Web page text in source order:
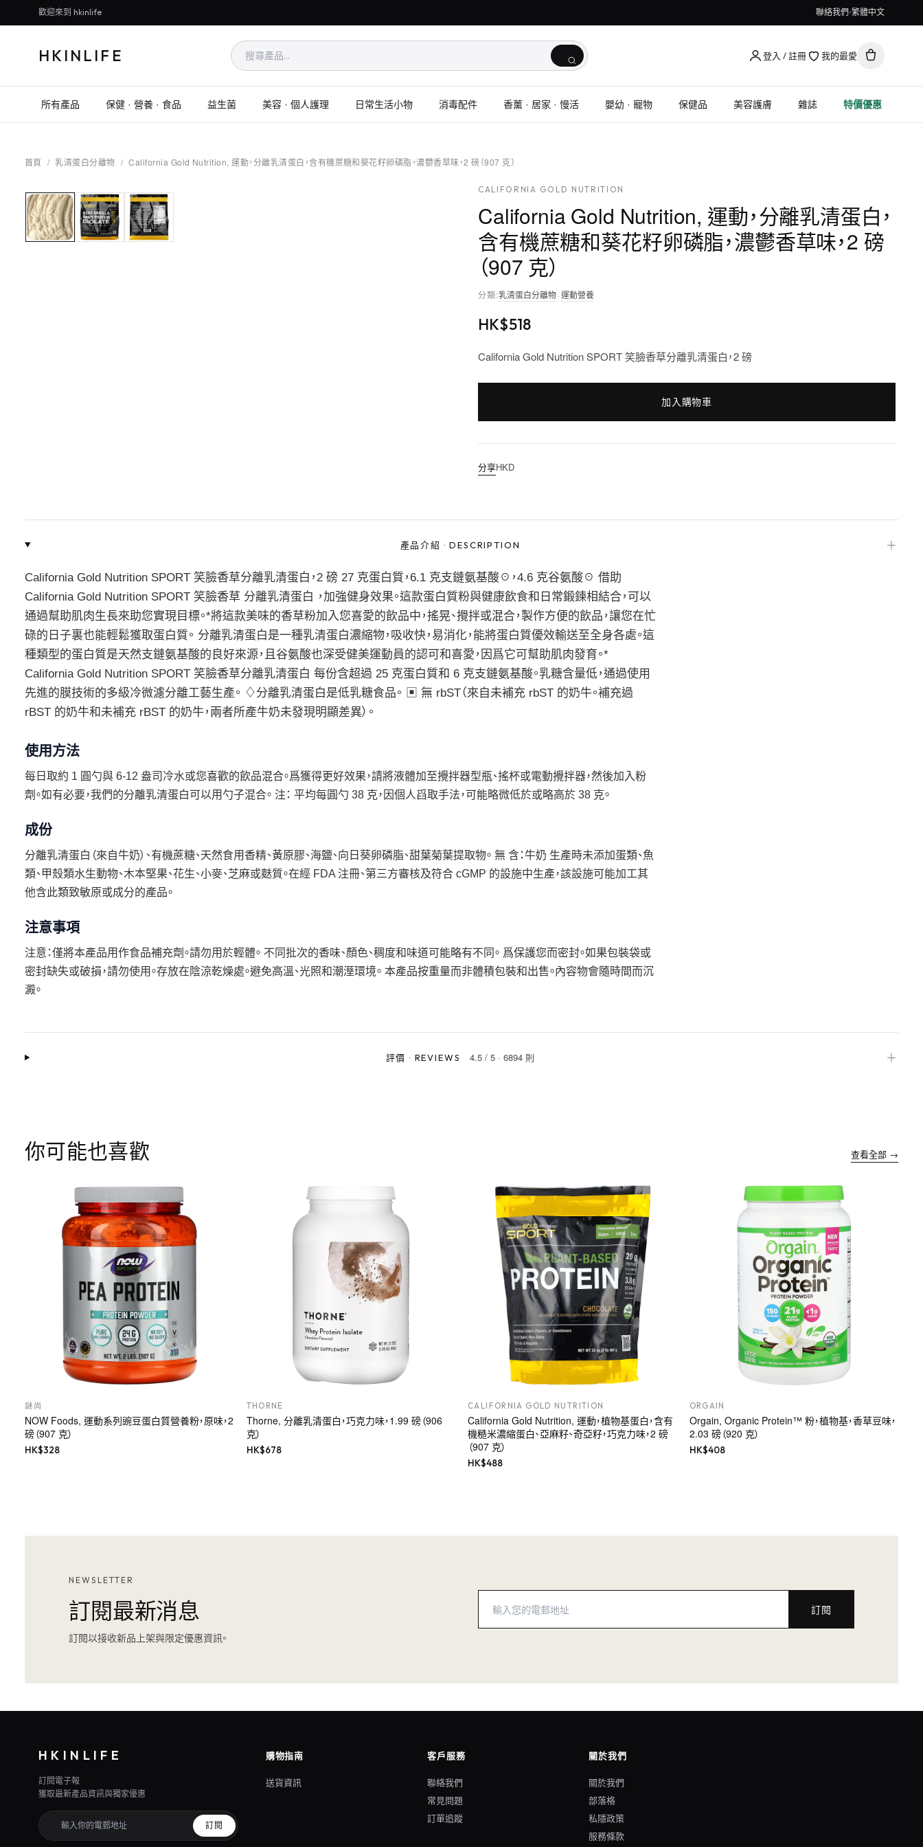
歡迎來到 hkinlife 聯絡我們 繁體中文
HKINLIFE 登入 / 註冊 我的最愛
所有產品 保健 · 營養 · 食品 益生菌 美容 · 個人護理 日常生活小物 消毒配件 香薰 · 居家 · 慢活 嬰幼 · 寵物 保健品 美容護膚 雜誌 特價優惠
首頁 / 乳清蛋白分離物 / California Gold Nutrition, 運動，分離乳清蛋白，含有機蔗糖和葵花籽卵磷脂，濃鬱香草味，2 磅（907 克）
CALIFORNIA GOLD NUTRITION
California Gold Nutrition, 運動，分離乳清蛋白，
含有機蔗糖和葵花籽卵磷脂，濃鬱香草味，2 磅
（907 克）
分類:乳清蛋白分離物·運動營養
HK$518
California Gold Nutrition SPORT 笑臉香草分離乳清蛋白，2 磅
加入購物車
分享HKD
產品介紹 ·DESCRIPTION ＋
California Gold Nutrition SPORT 笑臉香草分離乳清蛋白，2 磅 27 克蛋白質，6.1 克支鏈氨基酸☉，4.6 克谷氨酸☉ 借助
California Gold Nutrition SPORT 笑臉香草 分離乳清蛋白 ，加強健身效果。這款蛋白質粉與健康飲食和日常鍛鍊相結合，可以
通過幫助肌肉生長來助您實現目標。*將這款美味的香草粉加入您喜愛的飲品中，搖晃、攪拌或混合，製作方便的飲品，讓您在忙
碌的日子裏也能輕鬆獲取蛋白質。 分離乳清蛋白是一種乳清蛋白濃縮物，吸收快，易消化，能將蛋白質優效輸送至全身各處。這
種類型的蛋白質是天然支鏈氨基酸的良好來源，且谷氨酸也深受健美運動員的認可和喜愛，因爲它可幫助肌肉發育。*
California Gold Nutrition SPORT 笑臉香草分離乳清蛋白 每份含超過 25 克蛋白質和 6 克支鏈氨基酸。乳糖含量低，通過使用
先進的膜技術的多級冷微濾分離工藝生產。 ♢分離乳清蛋白是低乳糖食品。 ▣ 無 rbST（來自未補充 rbST 的奶牛。補充過
rBST 的奶牛和未補充 rBST 的奶牛，兩者所產牛奶未發現明顯差異）。
使用方法
每日取約 1 圓勺與 6-12 盎司冷水或您喜歡的飲品混合。爲獲得更好效果，請將液體加至攪拌器型瓶、搖杯或電動攪拌器，然後加入粉
劑。如有必要，我們的分離乳清蛋白可以用勺子混合。 注： 平均每圓勺 38 克，因個人舀取手法，可能略微低於或略高於 38 克。
成份
分離乳清蛋白（來自牛奶）、有機蔗糖、天然食用香精、黃原膠、海鹽、向日葵卵磷脂、甜葉菊葉提取物。 無 含：牛奶 生產時未添加蛋類、魚
類、甲殼類水生動物、木本堅果、花生、小麥、芝麻或麩質。在經 FDA 注冊、第三方審核及符合 cGMP 的設施中生產，該設施可能加工其
他含此類致敏原或成分的產品。
注意事項
注意：僅將本產品用作食品補充劑。請勿用於輕體。 不同批次的香味、顏色、稠度和味道可能略有不同。 爲保護您而密封。如果包裝袋或
密封缺失或破損，請勿使用。存放在陰涼乾燥處。避免高溫、光照和潮溼環境。 本產品按重量而非體積包裝和出售。內容物會隨時間而沉
澱。
評價 · REVIEWS 4.5 /5 ·6894 則 ＋
你可能也喜歡 查看全部 →
謎尚
NOW Foods, 運動系列豌豆蛋白質營養粉，原味，2
磅（907 克）
HK$328
THORNE
Thorne, 分離乳清蛋白，巧克力味，1.99 磅（906
克）
HK$678
CALIFORNIA GOLD NUTRITION
California Gold Nutrition, 運動，植物基蛋白，含有
機糙米濃縮蛋白、亞麻籽、奇亞籽，巧克力味，2 磅
（907 克）
HK$488
ORGAIN
Orgain, Organic Protein™ 粉，植物基，香草豆味，
2.03 磅（920 克）
HK$408
NEWSLETTER
訂閱最新消息
訂閱以接收新品上架與限定優惠資訊。
訂閱
HKINLIFE
訂閱電子報
獲取最新產品資訊與獨家優惠
訂閱
購物指南
送貨資訊
客戶服務
聯絡我們
常見問題
訂單追蹤
關於我們
關於我們
部落格
私隱政策
服務條款